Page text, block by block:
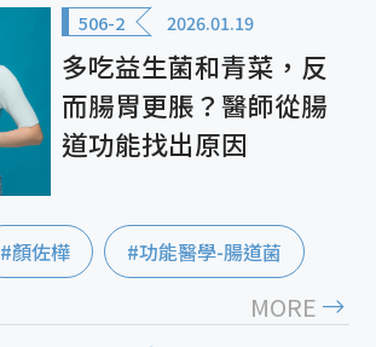
506-2 2026.01.19
多吃益生菌和青菜，反
而腸胃更脹？醫師從腸
道功能找出原因
#顏佐樺 #功能醫學-腸道菌
MORE